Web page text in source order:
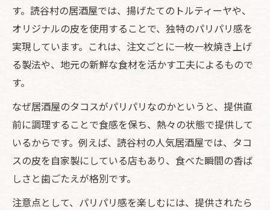
す。読谷村の居酒屋では、揚げたてのトルティーヤや、
オリジナルの皮を使用することで、独特のパリパリ感を
実現しています。これは、注文ごとに一枚一枚焼き上げ
る製法や、地元の新鮮な食材を活かす工夫によるもので
す。
なぜ居酒屋のタコスがパリパリなのかというと、提供直
前に調理することで食感を保ち、熱々の状態で提供して
いるからです。例えば、読谷村の人気居酒屋では、タコ
スの皮を自家製にしている店もあり、食べた瞬間の香ば
しさと歯ごたえが格別です。
注意点として、パリパリ感を楽しむには、提供されたら